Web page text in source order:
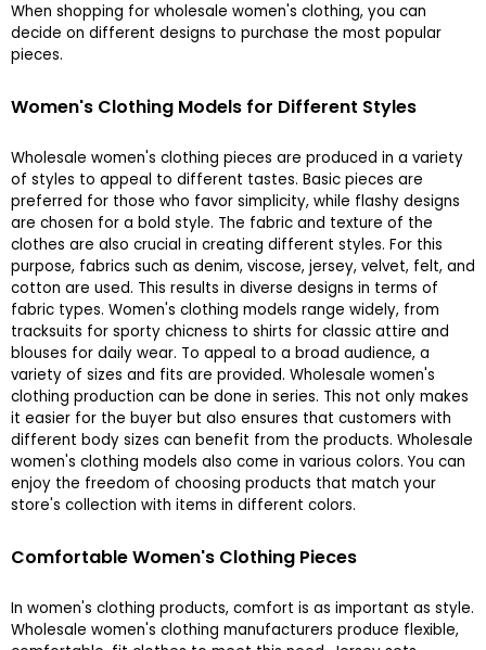
When shopping for wholesale women's clothing, you can
decide on different designs to purchase the most popular
pieces.
Women's Clothing Models for Different Styles
Wholesale women's clothing pieces are produced in a variety
of styles to appeal to different tastes. Basic pieces are
preferred for those who favor simplicity, while flashy designs
are chosen for a bold style. The fabric and texture of the
clothes are also crucial in creating different styles. For this
purpose, fabrics such as denim, viscose, jersey, velvet, felt, and
cotton are used. This results in diverse designs in terms of
fabric types. Women's clothing models range widely, from
tracksuits for sporty chicness to shirts for classic attire and
blouses for daily wear. To appeal to a broad audience, a
variety of sizes and fits are provided. Wholesale women's
clothing production can be done in series. This not only makes
it easier for the buyer but also ensures that customers with
different body sizes can benefit from the products. Wholesale
women's clothing models also come in various colors. You can
enjoy the freedom of choosing products that match your
store's collection with items in different colors.
Comfortable Women's Clothing Pieces
In women's clothing products, comfort is as important as style.
Wholesale women's clothing manufacturers produce flexible,